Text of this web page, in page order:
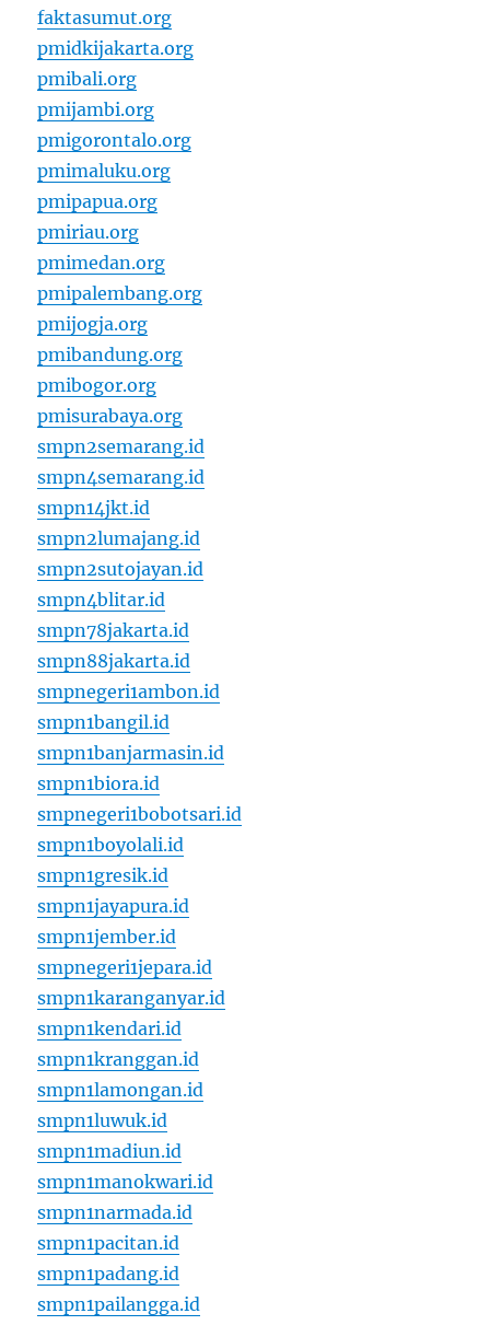
faktasumut.org
pmidkijakarta.org
pmibali.org
pmijambi.org
pmigorontalo.org
pmimaluku.org
pmipapua.org
pmiriau.org
pmimedan.org
pmipalembang.org
pmijogja.org
pmibandung.org
pmibogor.org
pmisurabaya.org
smpn2semarang.id
smpn4semarang.id
smpn14jkt.id
smpn2lumajang.id
smpn2sutojayan.id
smpn4blitar.id
smpn78jakarta.id
smpn88jakarta.id
smpnegeri1ambon.id
smpn1bangil.id
smpn1banjarmasin.id
smpn1biora.id
smpnegeri1bobotsari.id
smpn1boyolali.id
smpn1gresik.id
smpn1jayapura.id
smpn1jember.id
smpnegeri1jepara.id
smpn1karanganyar.id
smpn1kendari.id
smpn1kranggan.id
smpn1lamongan.id
smpn1luwuk.id
smpn1madiun.id
smpn1manokwari.id
smpn1narmada.id
smpn1pacitan.id
smpn1padang.id
smpn1pailangga.id